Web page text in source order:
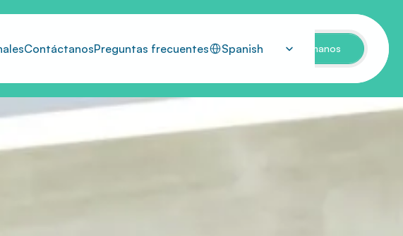
ContáctanosPreguntas frecuentes Select Language
Spanish Llámanos